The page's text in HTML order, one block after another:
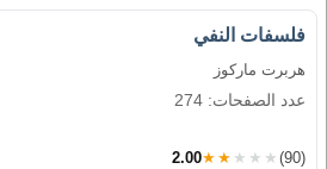
فلسفات النفي
هربرت ماركوز
عدد الصفحات: 274
2.00★★★★★ (90)